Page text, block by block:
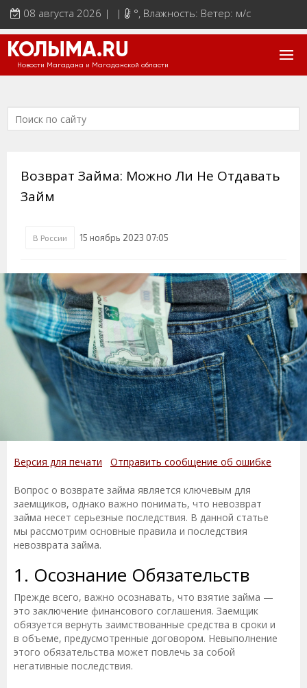
08 августа 2026 | | °, Влажность: Ветер: м/с
КОЛЫМА.RU
Новости Магадана и Магаданской области
Возврат Займа: Можно Ли Не Отдавать
Займ
В России 15 ноябрь 2023 07:05
Версия для печати Отправить сообщение об ошибке
Вопрос о возврате займа является ключевым для
заемщиков, однако важно понимать, что невозврат
займа несет серьезные последствия. В данной статье
мы рассмотрим основные правила и последствия
невозврата займа.
1. Осознание Обязательств
Прежде всего, важно осознавать, что взятие займа —
это заключение финансового соглашения. Заемщик
обязуется вернуть заимствованные средства в сроки и
в объеме, предусмотренные договором. Невыполнение
этого обязательства может повлечь за собой
негативные последствия.